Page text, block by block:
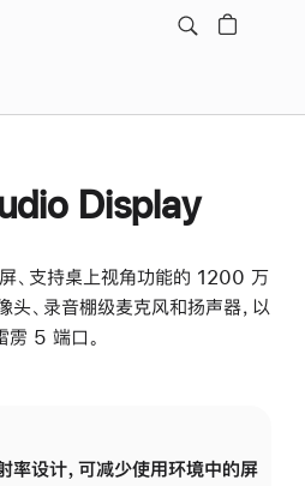
Display
、支持桌上视角功能的 1200 万
、录音棚级麦克风和扬声器，以
雳 5 端口。
率设计，可减少使用环境中的屏